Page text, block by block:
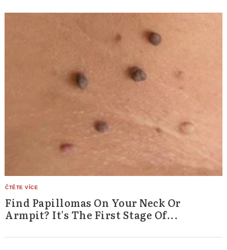
Find Papillomas On Your Neck Or
Armpit? It's The First Stage Of...